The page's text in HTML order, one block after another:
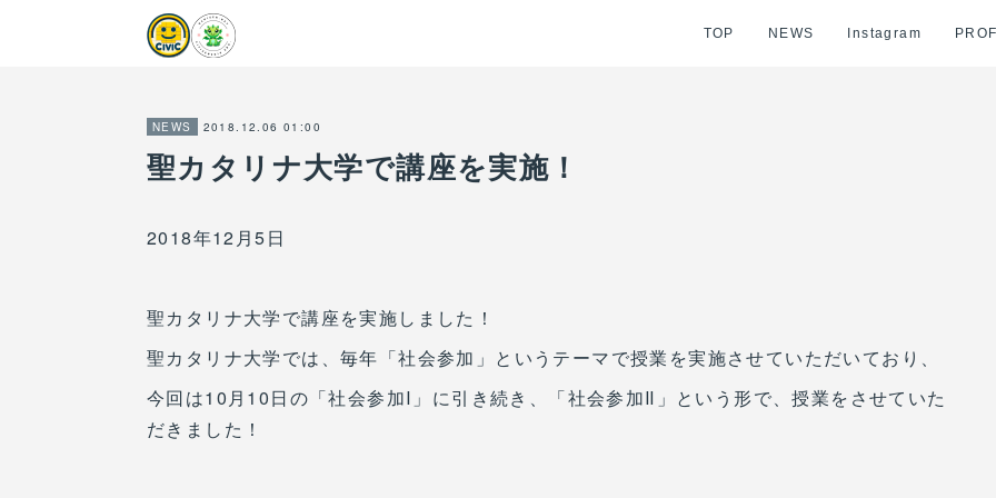
TOP NEWS Instagram
NEWS 2018.12.06 01:00
聖カタリナ大学で講座を実施！
2018年12月5日
聖カタリナ大学で講座を実施しました！
聖カタリナ大学では、毎年「社会参加」というテーマで授業を実施させていただいており、
今回は10月10日の「社会参加Ⅰ」に引き続き、「社会参加Ⅱ」という形で、授業をさせていた
だきました！